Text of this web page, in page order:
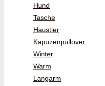
Hund
Tasche
Haustier
Kapuzenpullover
Winter
Warm
Langarm